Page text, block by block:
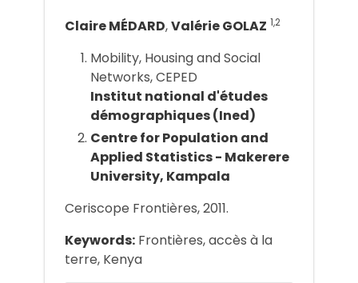
Claire MÉDARD,Valérie GOLAZ 1,2
Mobility, Housing and Social
Networks, CEPED
Institut national d'études
démographiques (Ined)
Centre for Population and
Applied Statistics - Makerere
University, Kampala
Ceriscope Frontières, 2011.
Keywords: Frontières, accès à la
terre, Kenya